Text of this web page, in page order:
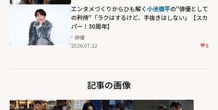
エンタメづくりからひも解く小池徹平の"俳優として
の矜持"「ラクはするけど、手抜きはしない」【スカ
パー！30周年】
俳優
2026.07.22
8
記事の画像